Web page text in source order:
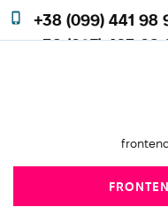
+38 (099) 441 98
+38 (097) 423 08